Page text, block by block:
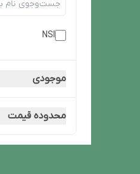
NSI
موجودی
محدوده قیمت